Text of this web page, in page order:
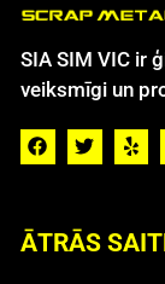
SIA SIM VIC ir
veiksmīgi un
ĀTRĀS